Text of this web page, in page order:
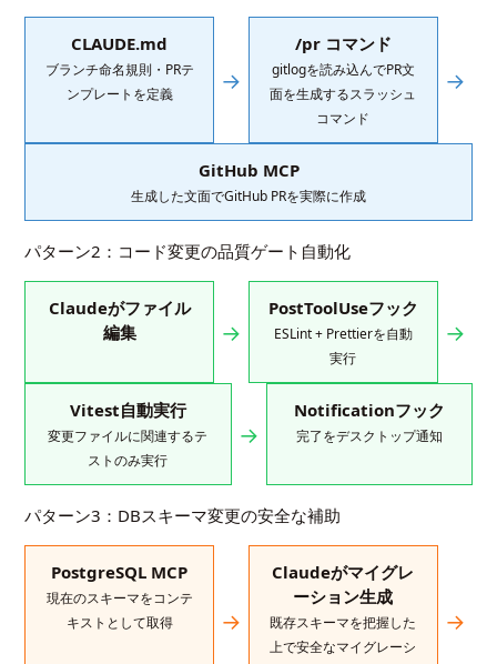
CLAUDE.md
ブランチ命名規則・PRテ
ンプレートを定義
→
/pr コマンド
gitlogを読み込んでPR文
面を生成するスラッシュ
コマンド
→
GitHub MCP
生成した文面でGitHub PRを実際に作成
パターン2：コード変更の品質ゲート自動化
Claudeがファイル
編集
→
PostToolUseフック
ESLint + Prettierを自動
実行
→
Vitest自動実行
変更ファイルに関連するテ
ストのみ実行
→
Notificationフック
完了をデスクトップ通知
パターン3：DBスキーマ変更の安全な補助
PostgreSQL MCP
現在のスキーマをコンテ
キストとして取得
→
Claudeがマイグレ
ーション生成
既存スキーマを把握した
上で安全なマイグレーシ
→